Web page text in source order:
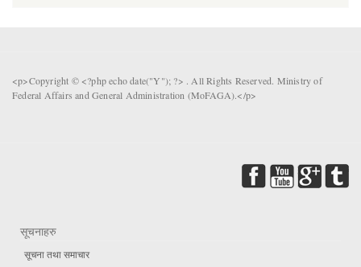
<p>Copyright © <?php echo date("Y"); ?> . All Rights Reserved. Ministry of
Federal Affairs and General Administration (MoFAGA).</p>
सूचनाहरु
सूचना तथा समाचार